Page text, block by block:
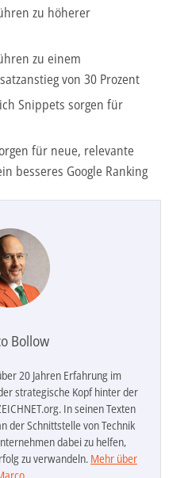
zu höherer
zu einem
von 30 Prozent
Snippets sorgen für
für neue, relevante
besseres Google Ranking
Bollow
20 Jahren Erfahrung im
strategische Kopf hinter der
In seinen Texten
der Schnittstelle von Technik
dabei zu helfen,
zu verwandeln. Mehr über